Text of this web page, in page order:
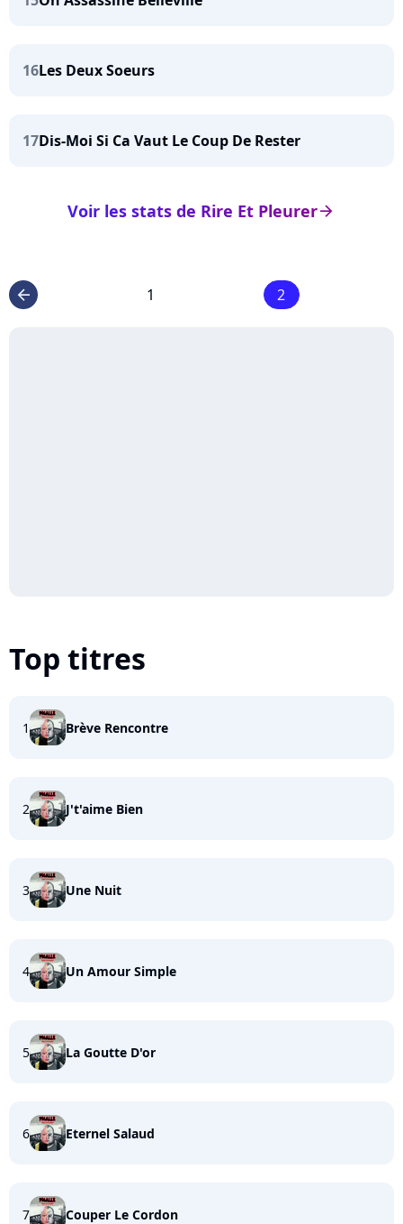
16Les Deux Soeurs
17Dis-Moi Si Ca Vaut Le Coup De Rester
arrow_right
Voir les stats de Rire Et Pleurer
arrow_left 1 2
Top titres
1 Brève Rencontre
2 J't'aime Bien
3 Une Nuit
4 Un Amour Simple
5 La Goutte D'or
6 Eternel Salaud
7 Couper Le Cordon